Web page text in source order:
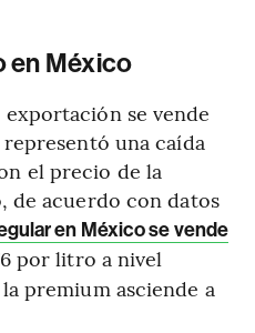
en México
exportación se vende
una caída
el precio de la
de acuerdo con datos
en México se vende
por litro a nivel
premium asciende a